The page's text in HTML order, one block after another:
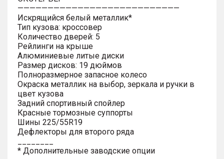
———————————————————————————
Искрящийся белый металлик*
Тип кузова: кроссовер
Количество дверей: 5
Рейлинги на крыше
Алюминиевые литые диски
Размер дисков: 19 дюймов
Полноразмерное запасное колесо
Окраска металлик на выбор, зеркала и ручки в
цвет кузова
Задний спортивный спойлер
Красные тормозные суппорты
Шины 225/55R19
Дефлекторы для второго ряда
* Дополнительные заводские опции